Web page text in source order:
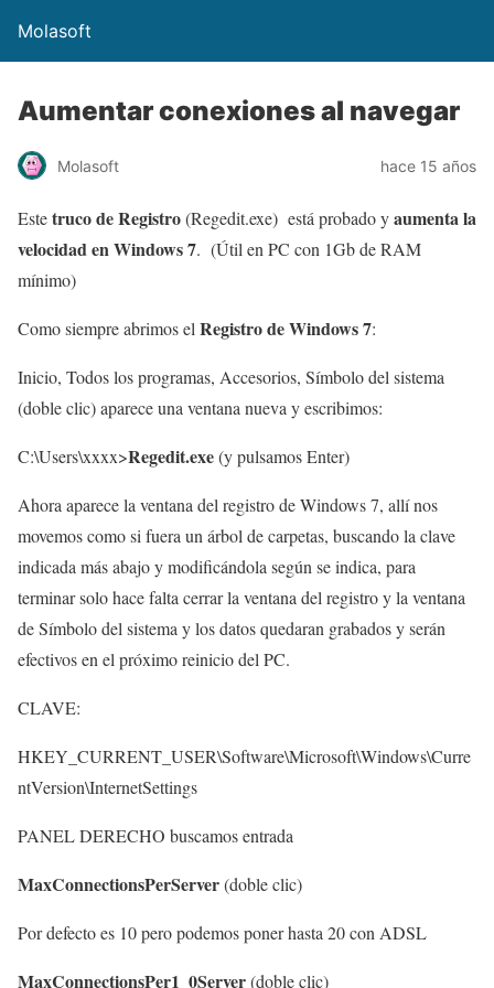
Molasoft
Aumentar conexiones al navegar
Molasoft hace 15 años
Estetruco de Registro(Regedit.exe) está probado yaumenta la
velocidad en Windows 7. (Útil en PC con 1Gb de RAM
mínimo)
Como siempre abrimos el Registro de Windows 7:
Inicio, Todos los programas, Accesorios, Símbolo del sistema
(doble clic) aparece una ventana nueva y escribimos:
C:\Users\xxxx>Regedit.exe(y pulsamos Enter)
Ahora aparece la ventana del registro de Windows 7, allí nos
movemos como si fuera un árbol de carpetas, buscando la clave
indicada más abajo y modificándola según se indica, para
terminar solo hace falta cerrar la ventana del registro y la ventana
de Símbolo del sistema y los datos quedaran grabados y serán
efectivos en el próximo reinicio del PC.
CLAVE:
HKEY_CURRENT_USER\Software\Microsoft\Windows\Curre
ntVersion\InternetSettings
PANEL DERECHO buscamos entrada
MaxConnectionsPerServer(doble clic)
Por defecto es 10 pero podemos poner hasta 20 con ADSL
MaxConnectionsPer1_0Server(doble clic)